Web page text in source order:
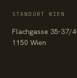
STANDORT WIEN
Flachgasse 35-37/
1150 Wien